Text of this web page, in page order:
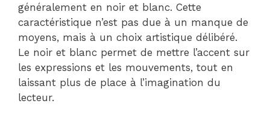
généralement en noir et blanc. Cette
caractéristique n’est pas due à un manque de
moyens, mais à un choix artistique délibéré.
Le noir et blanc permet de mettre l’accent sur
les expressions et les mouvements, tout en
laissant plus de place à l’imagination du
lecteur.